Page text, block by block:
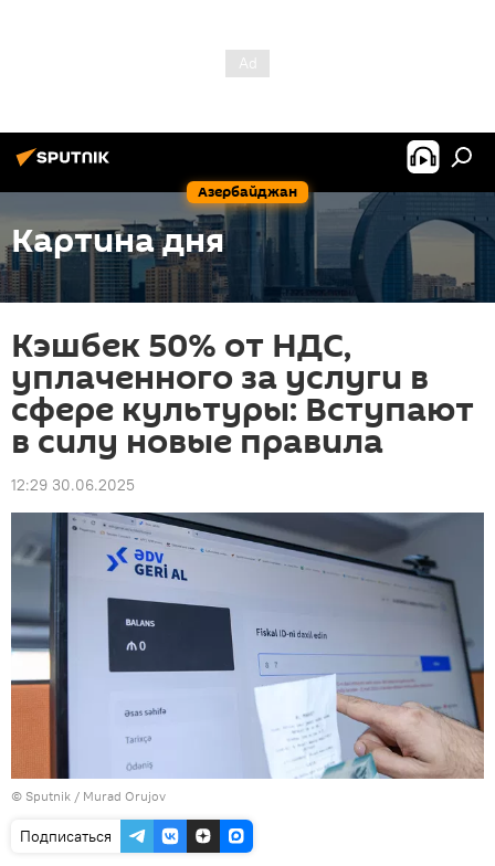
Азербайджан
Картина дня
Кэшбек 50% от НДС,
уплаченного за услуги в
сфере культуры: Вступают
в силу новые правила
12:29 30.06.2025
© Sputnik / Murad Orujov
Подписаться